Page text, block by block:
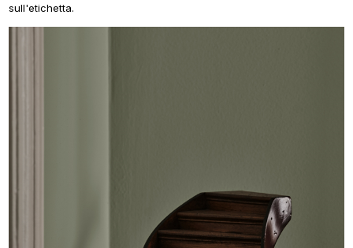
sull'etichetta.